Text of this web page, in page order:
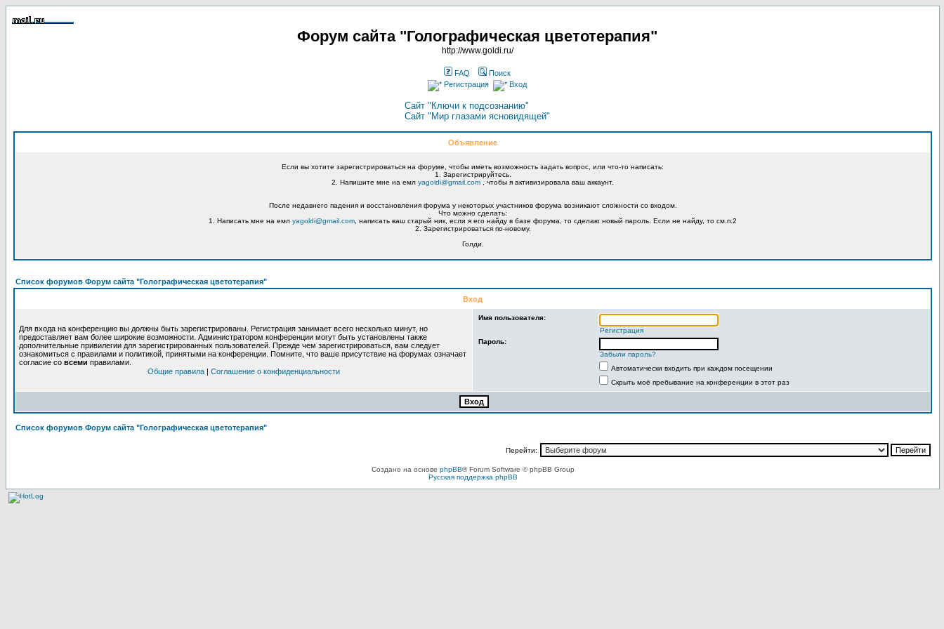
Форум сайта "Голографическая цветотерапия"
http://www.goldi.ru/
FAQ
Поиск
Регистрация
Вход
Сайт "Ключи к подсознанию"
Сайт "Мир глазами ясновидящей"
Объявление
Если вы хотите зарегистрироваться на форуме, чтобы иметь возможность задать вопрос, или что-то написать:
1. Зарегистрируйтесь.
2. Напишите мне на емл yagoldi@gmail.com , чтобы я активизировала ваш аккаунт.
После недавнего падения и восстановления форума у некоторых участников форума возникают сложности со входом.
Что можно сделать:
1. Написать мне на емл yagoldi@gmail.com , написать ваш старый ник, если я его найду в базе форума, то сделаю новый пароль. Если не найду, то см.п.2
2. Зарегистрироваться по-новому.
Голди.
Список форумов Форум сайта "Голографическая цветотерапия"
Вход
Для входа на конференцию вы должны быть зарегистрированы. Регистрация занимает всего несколько минут, но
предоставляет вам более широкие возможности. Администратором конференции могут быть установлены также
дополнительные привилегии для зарегистрированных пользователей. Прежде чем зарегистрироваться, вам следует
ознакомиться с правилами и политикой, принятыми на конференции. Помните, что ваше присутствие на форумах означает
согласие со всеми правилами.
Общие правила | Соглашение о конфиденциальности
Имя пользователя:
Регистрация
Пароль:
Забыли пароль?
Автоматически входить при каждом посещении
Скрыть моё пребывание на конференции в этот раз
Список форумов Форум сайта "Голографическая цветотерапия"
Перейти:
Создано на основе phpBB® Forum Software © phpBB Group
Русская поддержка phpBB